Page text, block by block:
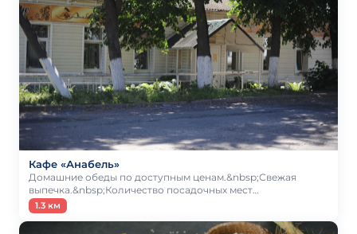
Кафе «Анабель»
Домашние обеды по доступным ценам.&nbsp;Свежая
выпечка.&nbsp;Количество посадочных мест…
1.3 км